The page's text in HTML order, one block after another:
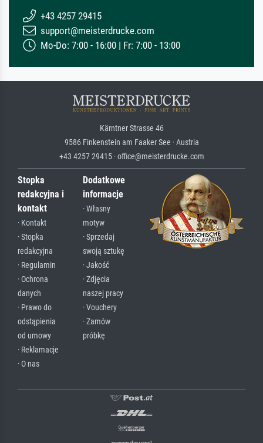
+43 4257 29415
support@meisterdrucke.com
Mo-Do: 7:00 - 16:00 | Fr: 7:00 - 13:00
Kärntner Strasse 46
9586 Finkenstein am Faaker See · Austria
+43 4257 29415 · office@meisterdrucke.com
Stopka
redakcyjna i
kontakt
· Kontakt
· Stopka
redakcyjna
· Regulamin
· Ochrona
danych
· Prawo do
odstąpienia
od umowy
· Reklamacje
· O nas
Dodatkowe
informacje
· Własny
motyw
· Sprzedaj
swoją sztukę
· Jakość
· Zdjęcia
naszej pracy
· Vouchery
· Zamów
próbkę